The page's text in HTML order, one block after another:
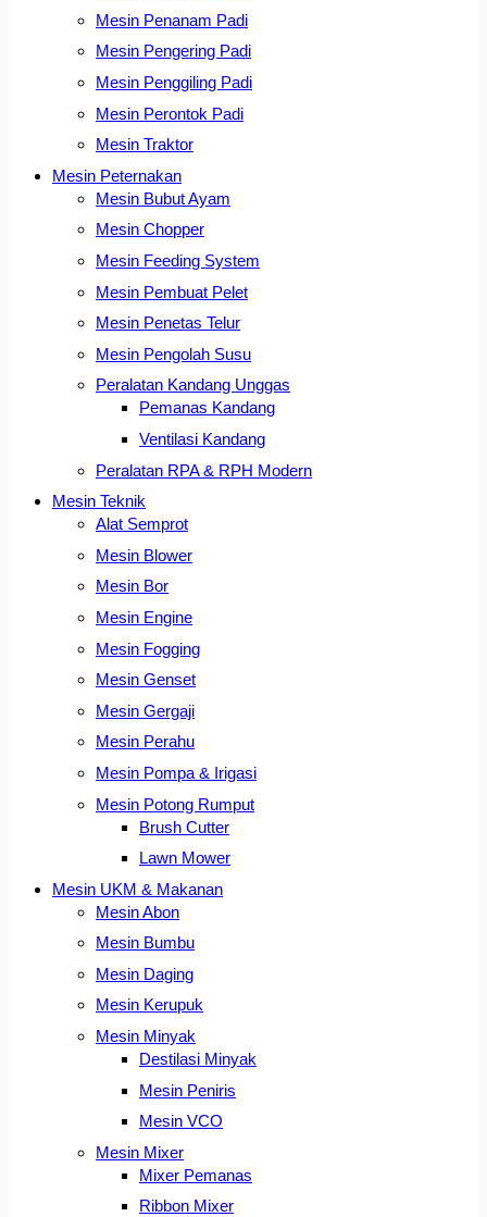
Mesin Penanam Padi
Mesin Pengering Padi
Mesin Penggiling Padi
Mesin Perontok Padi
Mesin Traktor
Mesin Peternakan
Mesin Bubut Ayam
Mesin Chopper
Mesin Feeding System
Mesin Pembuat Pelet
Mesin Penetas Telur
Mesin Pengolah Susu
Peralatan Kandang Unggas
Pemanas Kandang
Ventilasi Kandang
Peralatan RPA & RPH Modern
Mesin Teknik
Alat Semprot
Mesin Blower
Mesin Bor
Mesin Engine
Mesin Fogging
Mesin Genset
Mesin Gergaji
Mesin Perahu
Mesin Pompa & Irigasi
Mesin Potong Rumput
Brush Cutter
Lawn Mower
Mesin UKM & Makanan
Mesin Abon
Mesin Bumbu
Mesin Daging
Mesin Kerupuk
Mesin Minyak
Destilasi Minyak
Mesin Peniris
Mesin VCO
Mesin Mixer
Mixer Pemanas
Ribbon Mixer